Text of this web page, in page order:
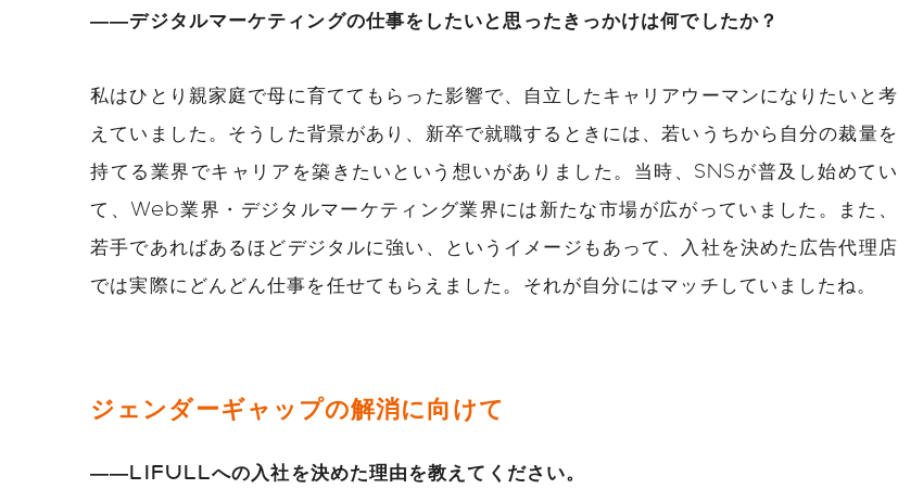
――デジタルマーケティングの仕事をしたいと思ったきっかけは何でしたか？
私はひとり親家庭で母に育ててもらった影響で、自立したキャリアウーマンになりたいと考
えていました。そうした背景があり、新卒で就職するときには、若いうちから自分の裁量を
持てる業界でキャリアを築きたいという想いがありました。当時、SNSが普及し始めてい
て、Web業界・デジタルマーケティング業界には新たな市場が広がっていました。また、
若手であればあるほどデジタルに強い、というイメージもあって、入社を決めた広告代理店
では実際にどんどん仕事を任せてもらえました。それが自分にはマッチしていましたね。
ジェンダーギャップの解消に向けて
――LIFULLへの入社を決めた理由を教えてください。